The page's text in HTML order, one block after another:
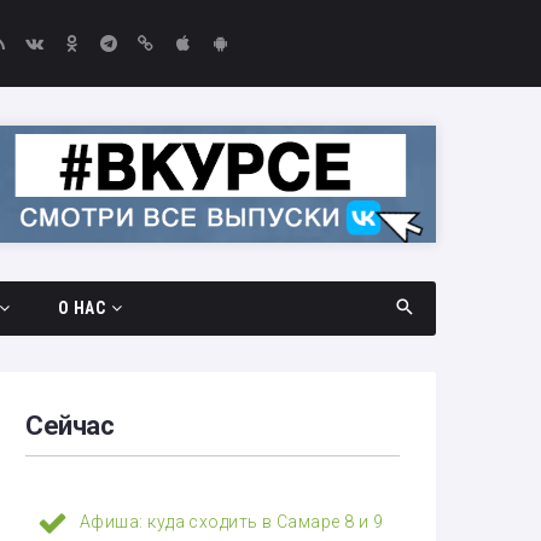
О НАС
Выборы-2026
Сейчас
Афиша: куда сходить в Самаре 8 и 9